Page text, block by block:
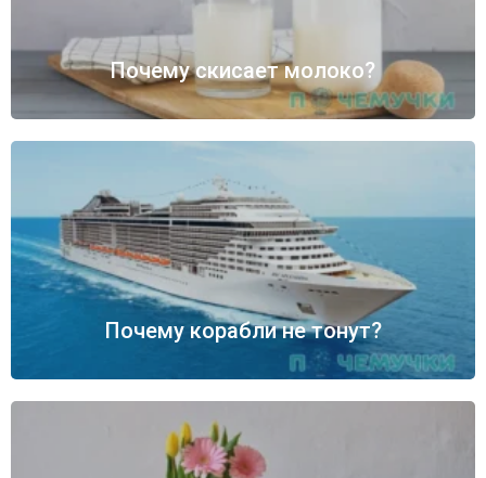
Почему скисает молоко?
Почему корабли не тонут?